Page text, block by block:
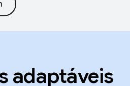
adaptáveis